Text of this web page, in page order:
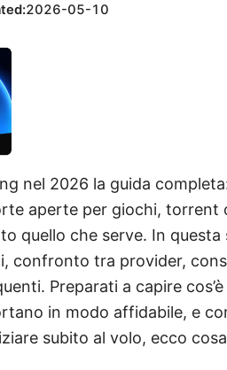
2026-05-10
nel 2026 la guida
aperte per giochi, torrent
quello che serve. In questa
confronto tra provider,
Preparati a capire
in modo affidabile, e
subito al volo, ecco